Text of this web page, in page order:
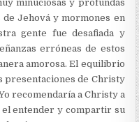
minuciosas y profundas
Jehová y mormones en
gente fue desafiada y
erróneas de estos
amorosa. El equilibrio
presentaciones de Christy
recomendaría a Christy a
entender y compartir su